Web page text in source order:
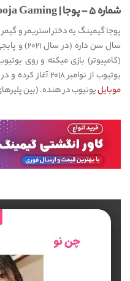
شماره ۵ – پوجا | Pooja Gaming
(کامپیوتر) بازی میکنه و روی
یوتیوب از نوامبر ۲۰۱۸ آغاز کرده و در حال حاضر دومین کانال پر طرفدار
موبایلیوتیوب در هنده. (بین